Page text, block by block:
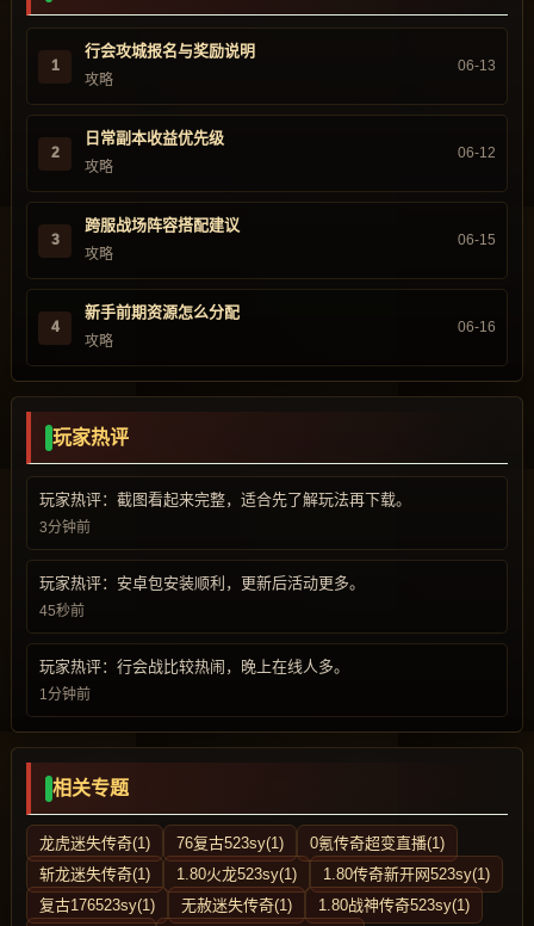
1
行会攻城报名与奖励说明
攻略
06-13
2
日常副本收益优先级
攻略
06-12
3
跨服战场阵容搭配建议
攻略
06-15
4
新手前期资源怎么分配
攻略
06-16
玩家热评
玩家热评：截图看起来完整，适合先了解玩法再下载。
3分钟前
玩家热评：安卓包安装顺利，更新后活动更多。
45秒前
玩家热评：行会战比较热闹，晚上在线人多。
1分钟前
相关专题
龙虎迷失传奇(1) 76复古523sy(1)
0氪传奇超变直播(1)
斩龙迷失传奇(1)
1.80火龙523sy(1)
1.80传奇新开网523sy(1)
复古176523sy(1)
无赦迷失传奇(1)
1.80战神传奇523sy(1)